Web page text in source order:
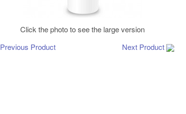
Click the photo to see the large version
Previous Product
Next Product